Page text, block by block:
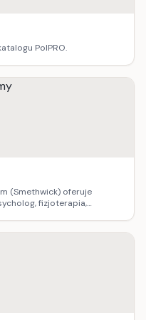
PolPRO.
(Smethwick) oferuje
fizjoterapia,